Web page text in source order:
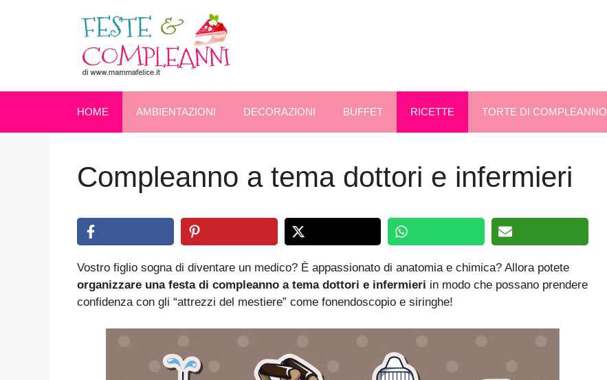
HOME AMBIENTAZIONI DECORAZIONI BUFFET RICETTE TORTE DI COMPLEANNO
Compleanno a tema dottori e infermieri
Vostro figlio sogna di diventare un medico? È appassionato di anatomia e chimica? Allora potete
organizzare una festa di compleanno a tema dottori e infermieri in modo che possano prendere
confidenza con gli “attrezzi del mestiere” come fonendoscopio e siringhe!